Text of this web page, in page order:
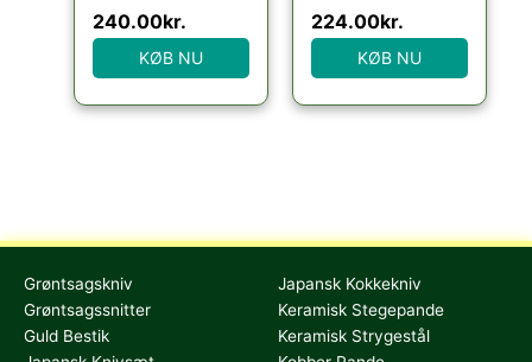
240.00kr.
KØB NU
224.00kr.
KØB NU
Grøntsagskniv
Grøntsagssnitter
Guld Bestik
Japansk Kokkekniv
Keramisk Stegepande
Keramisk Strygestål